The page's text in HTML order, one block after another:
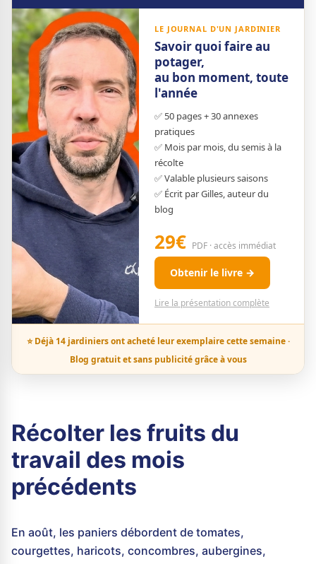
LE JOURNAL D'UN JARDINIER
Savoir quoi faire au
potager,
au bon moment, toute
l'année
✅ 50 pages + 30 annexes
pratiques
✅ Mois par mois, du semis à la
récolte
✅ Valable plusieurs saisons
✅ Écrit par Gilles, auteur du
blog
29€ PDF · accès immédiat
Obtenir le livre →
Lire la présentation complète
⭐ Déjà 14 jardiniers ont acheté leur exemplaire cette semaine ·
Blog gratuit et sans publicité grâce à vous
Récolter les fruits du
travail des mois
précédents
En août, les paniers débordent de tomates,
courgettes, haricots, concombres, aubergines,